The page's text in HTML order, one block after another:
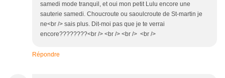
samedi mode tranquil, et oui mon petit Lulu encore une
sauterie samedi. Choucroute ou saoulcroute de St-martin je
ne<br /> sais plus. Dit-moi pas que je te verrai
encore????????<br /> <br /> <br /> <br />
Répondre